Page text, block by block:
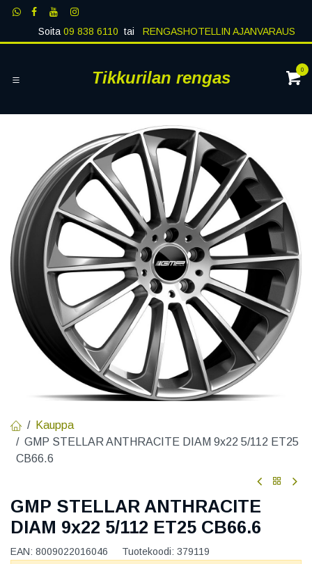
Siirry sisältöön
Soita09 838 6110 tai RENGASHOTELLIN AJANVARAUS
Tikkurilan rengas 0
Kauppa
GMP STELLAR ANTHRACITE DIAM 9x22 5/112 ET25
CB66.6
GMP STELLAR ANTHRACITE
DIAM 9x22 5/112 ET25 CB66.6
EAN: 8009022016046 Tuotekoodi: 379119